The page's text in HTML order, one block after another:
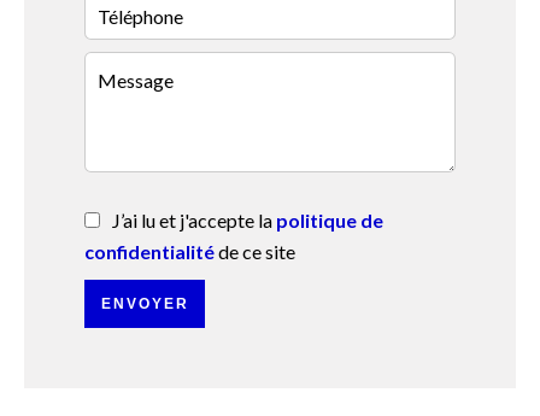
J’ai lu et j'accepte la politique de
confidentialitéde ce site
ENVOYER